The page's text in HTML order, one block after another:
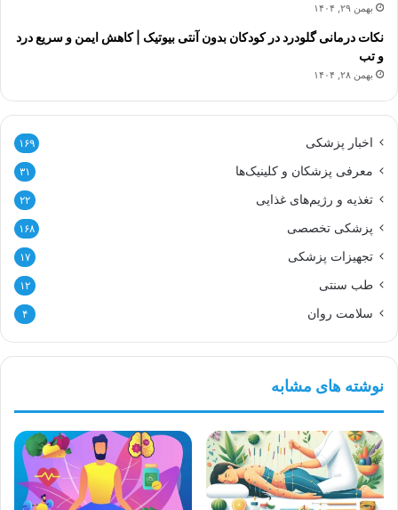
بهمن ۲۹, ۱۴۰۴
نکات درمانی گلودرد در کودکان بدون آنتی بیوتیک | کاهش ایمن و سریع درد
و تب
بهمن ۲۸, ۱۴۰۴
اخبار پزشکی ۱۶۹
معرفی پزشکان و کلینیک‌ها ۳۱
تغذیه و رژیم‌های غذایی ۲۲
پزشکی تخصصی ۱۶۸
تجهیزات پزشکی ۱۷
طب سنتی ۱۲
سلامت روان ۴
نوشته های مشابه